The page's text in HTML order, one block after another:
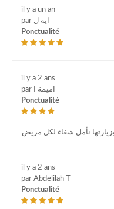
il y a un an
par اية ل
Ponctualité
il y a 2 ans
par اميمة ا
Ponctualité
نأمل شفاء لكل مريض
il y a 2 ans
par Abdelilah T
Ponctualité